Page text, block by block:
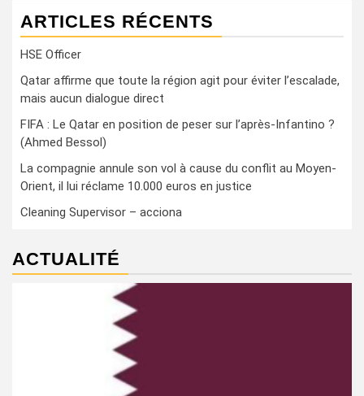
ARTICLES RÉCENTS
HSE Officer
Qatar affirme que toute la région agit pour éviter l’escalade,
mais aucun dialogue direct
FIFA : Le Qatar en position de peser sur l’après-Infantino ?
(Ahmed Bessol)
La compagnie annule son vol à cause du conflit au Moyen-
Orient, il lui réclame 10.000 euros en justice
Cleaning Supervisor – acciona
ACTUALITÉ